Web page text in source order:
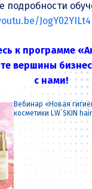
подробности
JogY02YILt4
к программе
вершины
с нами!
Вебинар «Новая
косметики LW`SKIN